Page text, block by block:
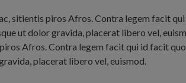
sitientis piros Afros. Contra legem facit
ut dolor gravida, placerat libero vel,
Afros. Contra legem facit qui id facit
placerat libero vel, euismod.